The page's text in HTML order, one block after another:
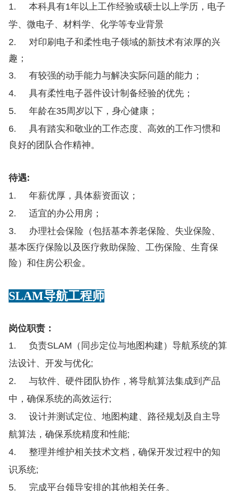
1.
本科具有1年以上工作经验或硕士以上学历，电子
学、微电子、材料学、化学等专业背景
2.
对印刷电子和柔性电子领域的新技术有浓厚的兴
趣；
3.
有较强的动手能力与解决实际问题的能力；
4.
具有柔性电子器件设计制备经验的优先；
5.
年龄在35周岁以下，身心健康；
6.
具有踏实和敬业的工作态度、高效的工作习惯和
良好的团队合作精神。
待遇:
1.
年薪优厚，具体薪资面议；
2.
适宜的办公用房；
3.
办理社会保险（包括基本养老保险、失业保险、
基本医疗保险以及医疗救助保险、工伤保险、生育保
险）和住房公积金。
SLAM导航工程师
岗位职责：
1.
负责SLAM（同步定位与地图构建）导航系统的算
法设计、开发与优化;
2.
与软件、硬件团队协作，将导航算法集成到产品
中，确保系统的高效运行;
3.
设计并测试定位、地图构建、路径规划及自主导
航算法，确保系统精度和性能;
4.
整理并维护相关技术文档，确保开发过程中的知
识系统;
5.
完成平台领导安排的其他相关任务。